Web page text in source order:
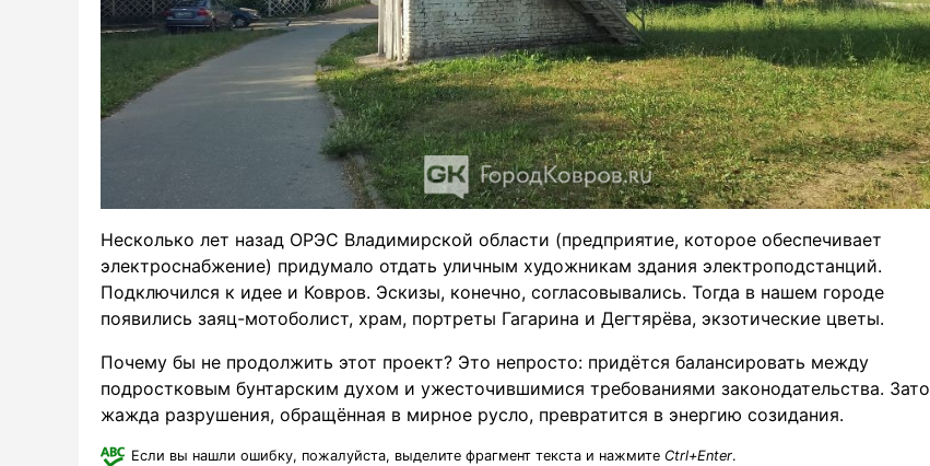
Несколько лет назад ОРЭС Владимирской области (предприятие, которое обеспечивает
электроснабжение) придумало отдать уличным художникам здания электроподстанций.
Подключился к идее и Ковров. Эскизы, конечно, согласовывались. Тогда в нашем городе
появились заяц-мотоболист, храм, портреты Гагарина и Дегтярёва, экзотические цветы.
Почему бы не продолжить этот проект? Это непросто: придётся балансировать между
подростковым бунтарским духом и ужесточившимися требованиями законодательства. Зато
жажда разрушения, обращённая в мирное русло, превратится в энергию созидания.
Если вы нашли ошибку, пожалуйста, выделите фрагмент текста и нажмите Ctrl+Enter.